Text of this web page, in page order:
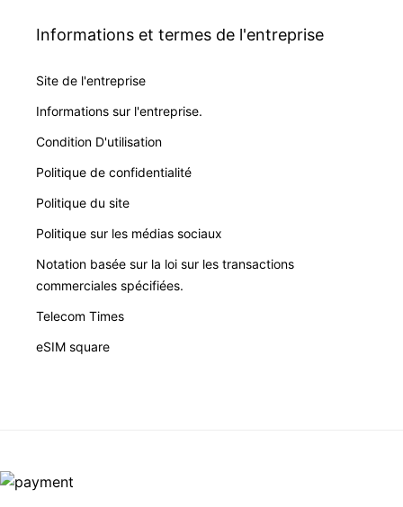
Informations et termes de l'entreprise
Site de l'entreprise
Informations sur l'entreprise.
Condition D'utilisation
Politique de confidentialité
Politique du site
Politique sur les médias sociaux
Notation basée sur la loi sur les transactions
commerciales spécifiées.
Telecom Times
eSIM square